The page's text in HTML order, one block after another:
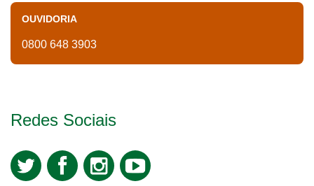
OUVIDORIA
0800 648 3903
Redes Sociais